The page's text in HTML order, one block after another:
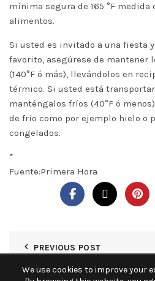
mínima segura de 165 °F
alimentos.
Si usted es invitado a una fiesta
favorito, asegúrese de mantener
(140°F ó más), llevándolos en
térmico. Si usted está
manténgalos fríos (40°F ó
de frio como por ejemplo hielo o
congelados.
*
Fuente:Primera Hora
PREVIOUS POST
We use cookies to improve your